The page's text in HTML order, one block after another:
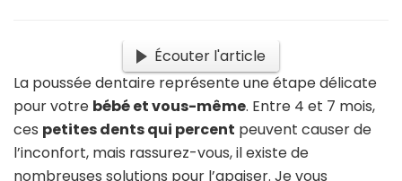
Écouter l'article
La poussée dentaire représente une étape délicate
pour votre bébé et vous-même. Entre 4 et 7 mois,
ces petites dents qui percent peuvent causer de
l’inconfort, mais rassurez-vous, il existe de
nombreuses solutions pour l’apaiser. Je vous